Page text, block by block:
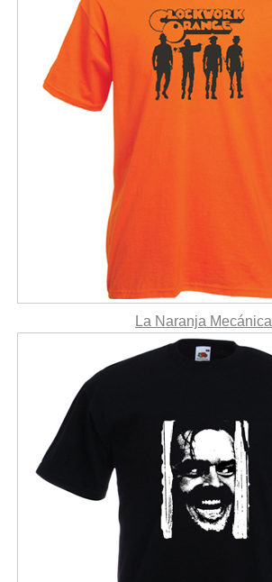
La Naranja Mecánica